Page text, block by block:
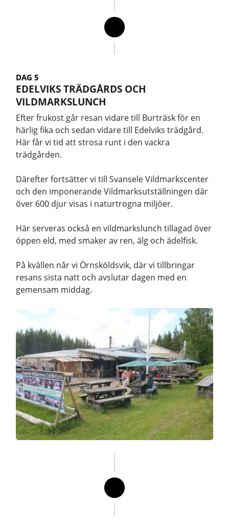
DAG 5
EDELVIKS TRÄDGÅRDS OCH
VILDMARKSLUNCH
Efter frukost går resan vidare till Burträsk för en
härlig fika och sedan vidare till Edelviks trädgård.
Här får vi tid att strosa runt i den vackra
trädgården.
Därefter fortsätter vi till Svansele Vildmarkscenter
och den imponerande Vildmarksutställningen där
över 600 djur visas i naturtrogna miljöer.
Här serveras också en vildmarkslunch tillagad över
öppen eld, med smaker av ren, älg och ädelfisk.
På kvällen når vi Örnsköldsvik, där vi tillbringar
resans sista natt och avslutar dagen med en
gemensam middag.